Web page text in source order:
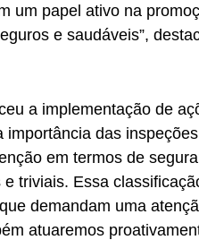
um papel ativo na
e saudáveis”,
a implementação de
importância das inspeções
em termos de
triviais. Essa
demandam uma
atuaremos